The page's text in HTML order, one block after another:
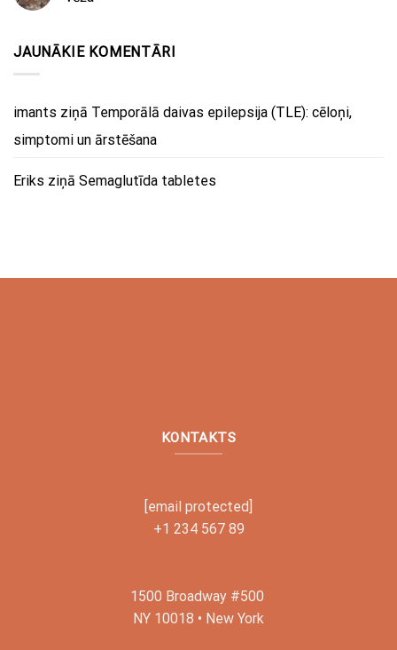
JAUNĀKIE KOMENTĀRI
imants ziņā Temporālā daivas epilepsija (TLE): cēloņi,
simptomi un ārstēšana
Eriks ziņā Semaglutīda tabletes
KONTAKTS
[email protected]
+1 234 567 89
1500 Broadway #500
NY 10018 • New York